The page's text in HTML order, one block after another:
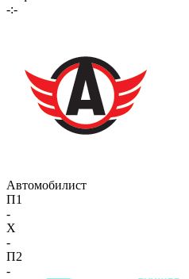
-:-
Автомобилист
П1
-
X
-
П2
-